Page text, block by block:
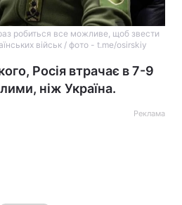
робиться все можливе, щоб звести
військ / фото - t.me/osirskiy
Росія втрачає в 7-9
ніж Україна.
Реклама